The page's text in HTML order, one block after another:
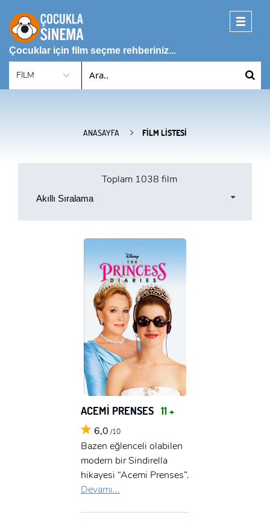
Toggle
Çocuklar için film seçme rehberiniz...
ANASAYFA FILM LISTESI
Toplam 1038 film
Akıllı Sıralama
ACEMİ PRENSES 11 +
6,0 /10
Bazen eğlenceli olabilen
modern bir Sindirella
hikayesi “Acemi Prenses”.
Devamı...